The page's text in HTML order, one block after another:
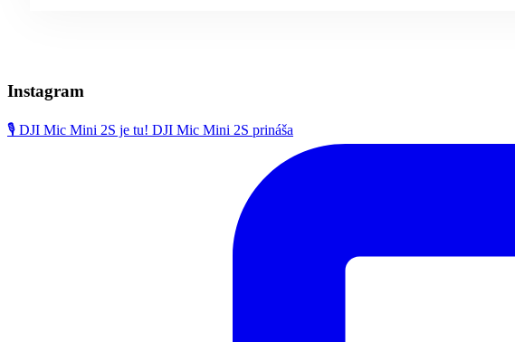
Instagram
🎙️ DJI Mic Mini 2S je tu! DJI Mic Mini 2S prináša